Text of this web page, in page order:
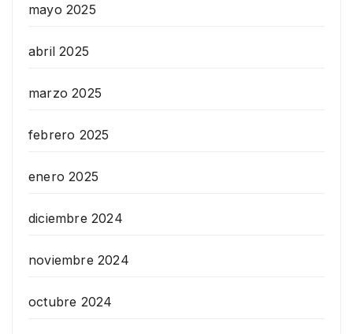
mayo 2025
abril 2025
marzo 2025
febrero 2025
enero 2025
diciembre 2024
noviembre 2024
octubre 2024